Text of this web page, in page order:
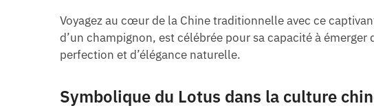
Voyagez au cœur de la Chine traditionnelle avec ce
d’un champignon, est célébrée pour sa capacité à
perfection et d’élégance naturelle.
Symbolique du Lotus dans la culture